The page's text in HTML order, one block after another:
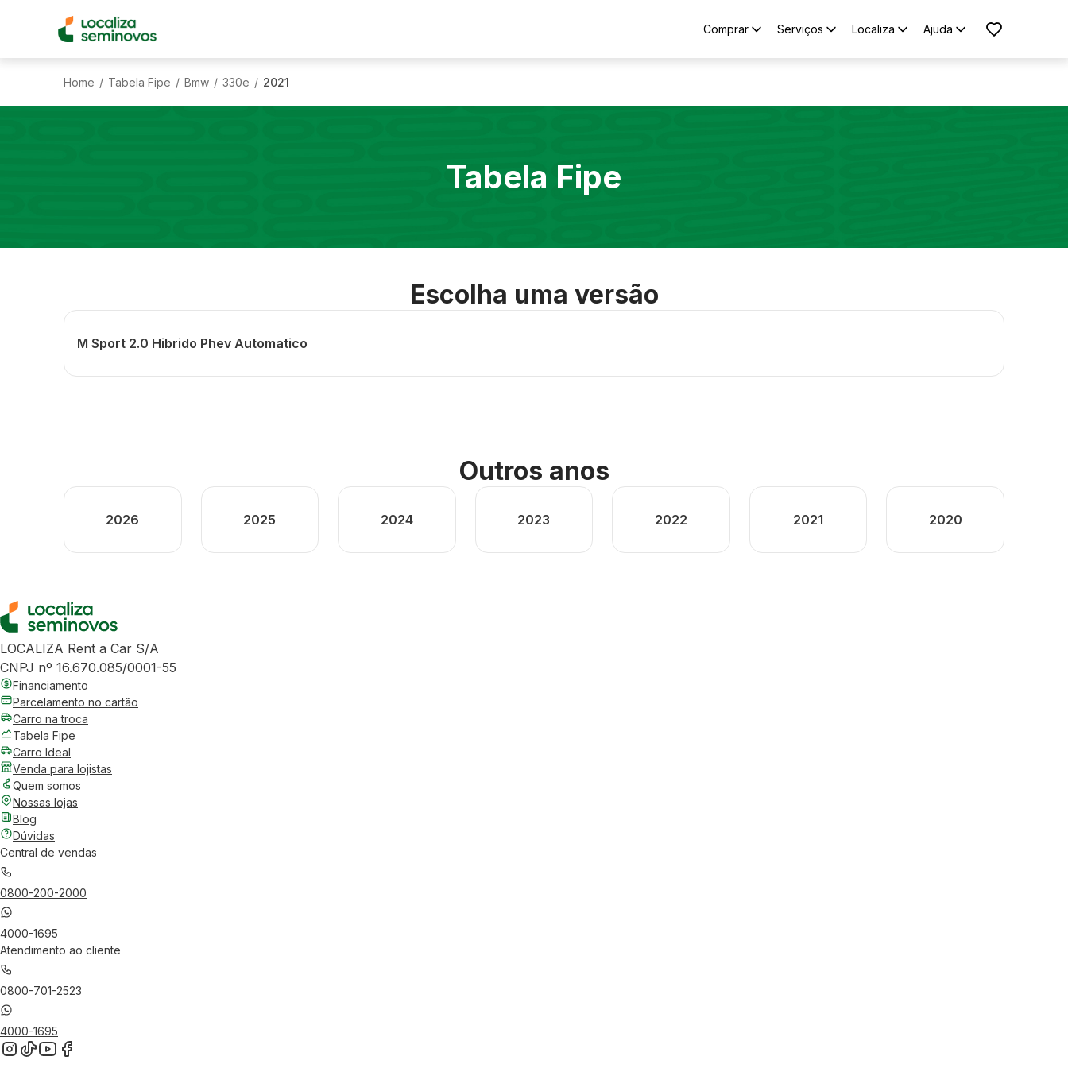
Comprar Serviços Localiza Ajuda
Home / Tabela Fipe / Bmw / 330e / 2021
Tabela Fipe
Escolha uma versão
M Sport 2.0 Hibrido Phev Automatico
Outros anos
2026 2025 2024 2023 2022 2021 2020
LOCALIZA Rent a Car S/A
CNPJ nº 16.670.085/0001-55
Financiamento
Parcelamento no cartão
Carro na troca
Tabela Fipe
Carro Ideal
Venda para lojistas
Quem somos
Nossas lojas
Blog
Dúvidas
Central de vendas
0800-200-2000
4000-1695
Atendimento ao cliente
0800-701-2523
4000-1695